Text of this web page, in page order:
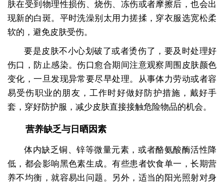
肤在受到物理性损伤、烧伤、冻伤或者摩擦后，也会出
现新的白斑。平时洗澡别太用力搓揉，穿衣服选宽松柔
软的，避免皮肤受伤。
要是皮肤不小心划破了或者烫伤了，要及时处理好
伤口，防止感染。伤口愈合期间注意观察周围皮肤颜色
变化，一旦发现异常要尽早处理。从事体力劳动或者容
易受伤职业的朋友，工作时好做好防护措施，戴好手
套，穿好防护服，减少皮肤直接接触危险物品的机会。
营养缺乏与日晒因素
体内缺乏铜、锌等微量元素，或者酪氨酸酶活性降
低，都会影响黑色素生成。有些患者饮食单一，长期营
养不均衡，就容易出问题。另外，适当的阳光照射对身